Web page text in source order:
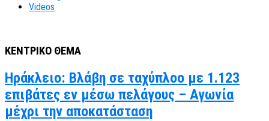
Videos
ΚΕΝΤΡΙΚΟ ΘΕΜΑ
Ηράκλειο: Βλάβη σε ταχύπλοο με 1.123
επιβάτες εν μέσω πελάγους – Αγωνία
μέχρι την αποκατάσταση